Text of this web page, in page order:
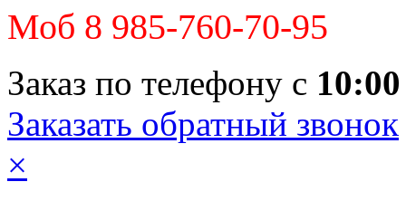
Моб 8 985-760-70-95
Заказ по телефону с 10:00
Заказать обратный звонок
×